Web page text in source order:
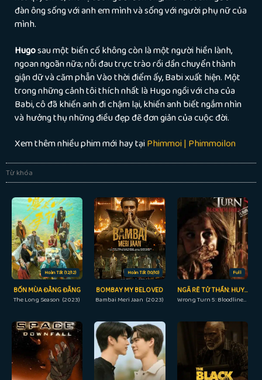
đàn ông sống với anh em mình và sống với người phụ nữ của
mình.
Hugosau một biến cố không còn là một người hiền lành,
ngoan ngoãn nữa; nỗi đau trực trào rồi dần chuyển thành
giận dữ và căm phẫn Vào thời điểm ấy, Babi xuất hiện. Một
trong những cảnh tôi thích nhất là Hugo ngồi với cha của
Babi, cô đã khiến anh đi chậm lại, khiến anh biết ngắm nhìn
và hưởng thụ những điều đẹp đẽ đơn giản của cuộc đời.
Xem thêm nhiều phim mới hay tạiPhimmoi | Phimmoilon
Từ khóa
Hoàn Tất (12/12)
BỐN MÙA ĐẰNG ĐẴNG
The Long Season (2023)
Hoàn Tất (10/10)
BOMBAY MY BELOVED
Bambai Meri Jaan (2023)
Full
NGÃ RẼ TỬ THẦN: HUYẾT THỐNG
Wrong Turn 5: Bloodlines (2012)